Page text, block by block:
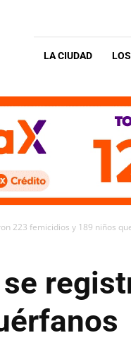
LA CIUDAD
223 femicidios y 189 niños
se